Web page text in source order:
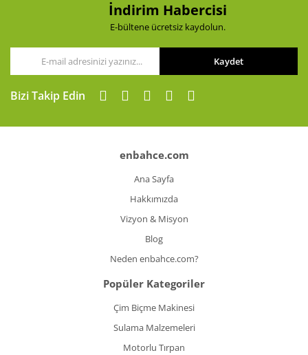
Gönder
İndirim Habercisi
E-bültene ücretsiz kaydolun.
Kaydet
Bizi Takip Edin
enbahce.com
Ana Sayfa
Hakkımızda
Vizyon & Misyon
Blog
Neden enbahce.com?
Popüler Kategoriler
Çim Biçme Makinesi
Sulama Malzemeleri
Motorlu Tırpan